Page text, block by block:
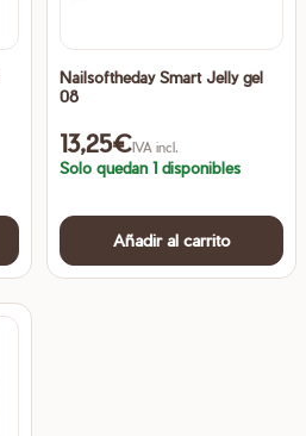
Nailsoftheday Smart Jelly gel
08
13,25€IVA incl.
Solo quedan 1 disponibles
Añadir al carrito